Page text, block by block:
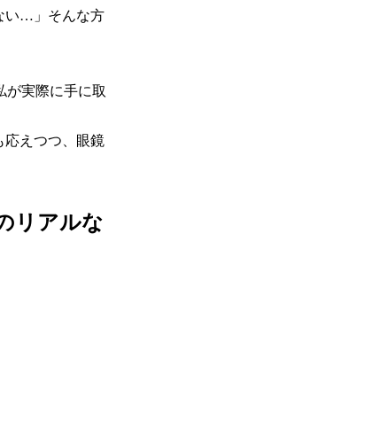
い…」そんな方
が実際に手に取
応えつつ、眼鏡
リアルな